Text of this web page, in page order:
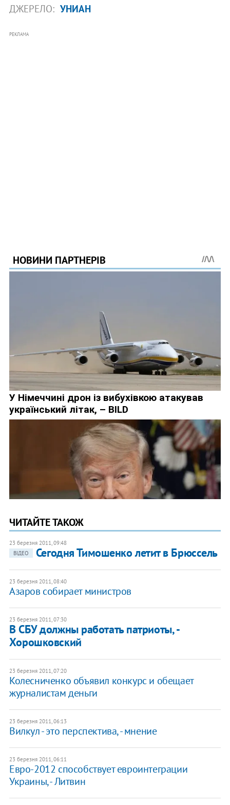
ДЖЕРЕЛО: УНИАН
РЕКЛАМА
ЧИТАЙТЕ ТАКОЖ
23 березня 2011, 09:48
ВІДЕО
Сегодня Тимошенко летит в Брюссель
23 березня 2011, 08:40
Азаров собирает министров
23 березня 2011, 07:30
В СБУ должны работать патриоты, -
Хорошковский
23 березня 2011, 07:20
Колесниченко объявил конкурс и обещает
журналистам деньги
23 березня 2011, 06:13
Вилкул - это перспектива, - мнение
23 березня 2011, 06:11
Евро-2012 способствует евроинтеграции
Украины, - Литвин